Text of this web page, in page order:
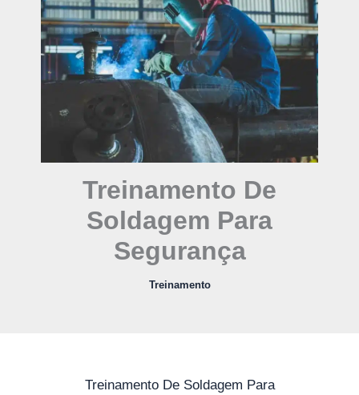
Treinamento De
Soldagem Para
Segurança
Treinamento
Treinamento De Soldagem Para